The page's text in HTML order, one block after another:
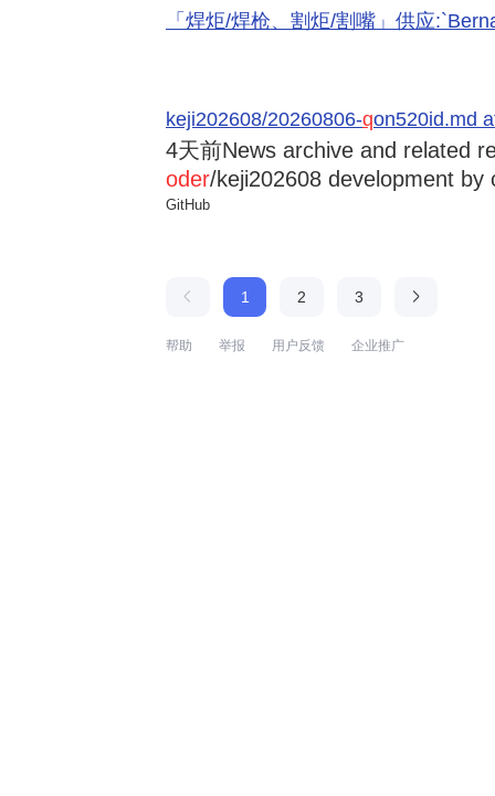
「焊炬/焊枪、割炬/割嘴」供应
keji202608/20260806-qon520id.md
4天前News archive and related
oder/keji202608 development
GitHub
1 2 3
帮助 举报 用户反馈 企业推广